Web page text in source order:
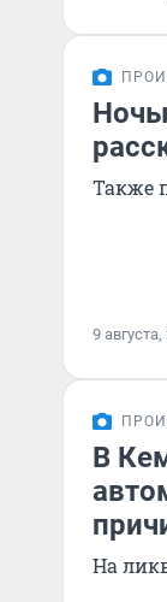
Также
9
В
На